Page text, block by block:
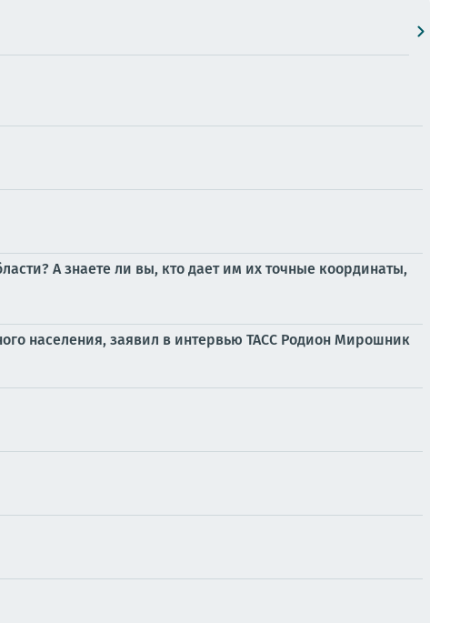
А знаете ли вы, кто дает им их точные координаты,
населения, заявил в интервью ТАСС Родион Мирошник